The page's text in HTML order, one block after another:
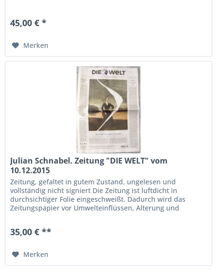
45,00 € *
Merken
Julian Schnabel. Zeitung "DIE WELT" vom
10.12.2015
Zeitung, gefaltet in gutem Zustand, ungelesen und
vollständig nicht signiert Die Zeitung ist luftdicht in
durchsichtiger Folie eingeschweißt. Dadurch wird das
Zeitungspapier vor Umwelteinflüssen, Alterung und
35,00 € **
Merken